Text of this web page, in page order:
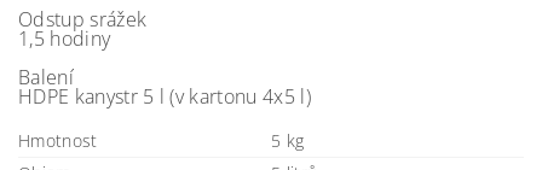
Odstup srážek
1,5 hodiny
Balení
HDPE kanystr 5 l (v kartonu 4x5 l)
Hmotnost
5 kg